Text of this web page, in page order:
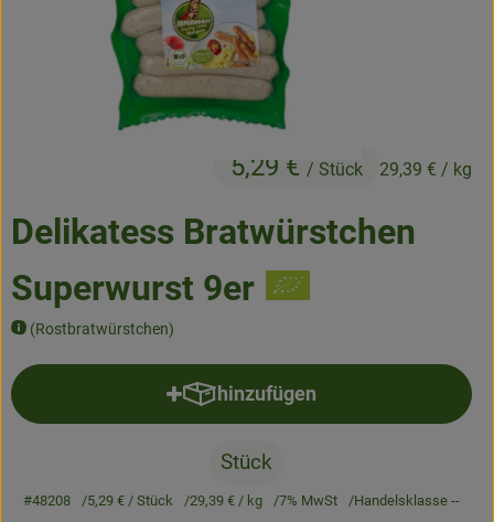
Angebote & Neues
Naturwaren
Getränke
Jobkiste
So geht’s
Delikatess Bratwürstchen
Superwurst 9er
(Rostbratwürstchen)
5,29 € / Stück 29,39 € / kg
hinzufügen
Produkt zum Warenkorb
Stück
#48208 5,29 € / Stück 29,39 € / kg 7% MwSt Handelsklasse --